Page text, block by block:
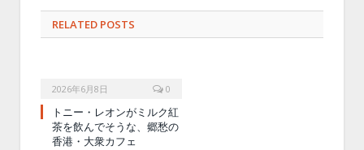
RELATED POSTS
2026年6月8日 0
トニー・レオンがミルク紅
茶を飲んでそうな、郷愁の
香港・大衆カフェ